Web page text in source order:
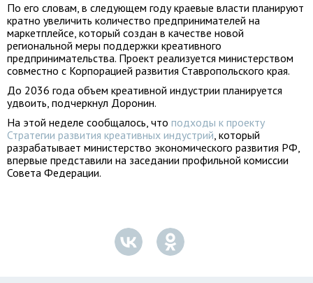
По его словам, в следующем году краевые власти планируют
кратно увеличить количество предпринимателей на
маркетплейсе, который создан в качестве новой
региональной меры поддержки креативного
предпринимательства. Проект реализуется министерством
совместно с Корпорацией развития Ставропольского края.
До 2036 года объем креативной индустрии планируется
удвоить, подчеркнул Доронин.
На этой неделе сообщалось, что подходы к проекту
Стратегии развития креативных индустрий, который
разрабатывает министерство экономического развития РФ,
впервые представили на заседании профильной комиссии
Совета Федерации.